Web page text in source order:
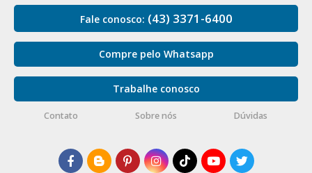
Fale conosco: (43) 3371-6400
Compre pelo Whatsapp
Trabalhe conosco
Contato Sobre nós Dúvidas